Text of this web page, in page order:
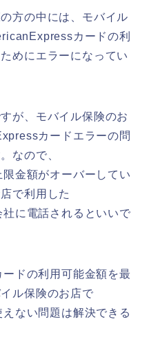
方の中には、モバイル
カードの利
めにエラーになってい
が、モバイル保険のお
カードエラーの問
なので、
金額がオーバーしてい
で利用した
に電話されるといいで
ドの利用可能金額を最
ル保険のお店で
ない問題は解決できる